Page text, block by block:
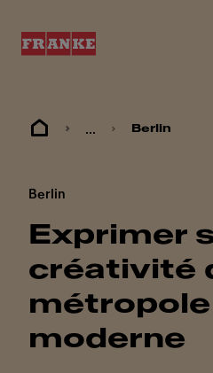
... Berlin
Berlin
Exprimer
créativité
métropole
moderne